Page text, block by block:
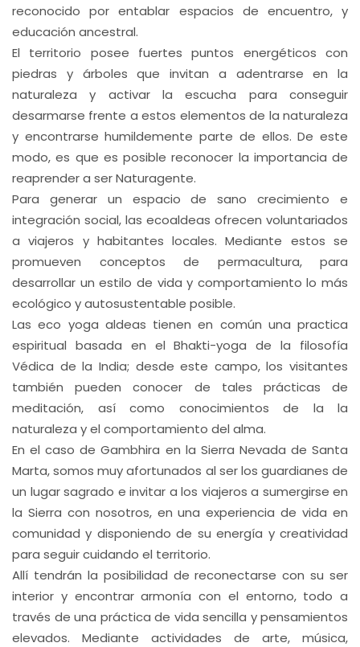
reconocido por entablar espacios de encuentro, y
educación ancestral.
El territorio posee fuertes puntos energéticos con
piedras y árboles que invitan a adentrarse en la
naturaleza y activar la escucha para conseguir
desarmarse frente a estos elementos de la naturaleza
y encontrarse humildemente parte de ellos. De este
modo, es que es posible reconocer la importancia de
reaprender a ser Naturagente.
Para generar un espacio de sano crecimiento e
integración social, las ecoaldeas ofrecen voluntariados
a viajeros y habitantes locales. Mediante estos se
promueven conceptos de permacultura, para
desarrollar un estilo de vida y comportamiento lo más
ecológico y autosustentable posible.
Las eco yoga aldeas tienen en común una practica
espiritual basada en el Bhakti-yoga de la filosofía
Védica de la India; desde este campo, los visitantes
también pueden conocer de tales prácticas de
meditación, así como conocimientos de la la
naturaleza y el comportamiento del alma.
En el caso de Gambhira en la Sierra Nevada de Santa
Marta, somos muy afortunados al ser los guardianes de
un lugar sagrado e invitar a los viajeros a sumergirse en
la Sierra con nosotros, en una experiencia de vida en
comunidad y disponiendo de su energía y creatividad
para seguir cuidando el territorio.
Allí tendrán la posibilidad de reconectarse con su ser
interior y encontrar armonía con el entorno, todo a
través de una práctica de vida sencilla y pensamientos
elevados. Mediante actividades de arte, música,